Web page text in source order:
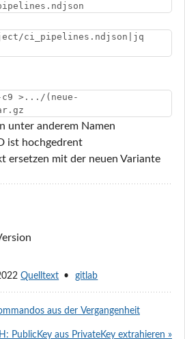
ci_pipelines.ndjson|jq
>.../(neue-
unter anderem Namen
ist hochgedrent
ersetzen mit der neuen Variante
Quelltext gitlab
aus der Vergangenheit
PublicKey aus PrivateKey extrahieren »